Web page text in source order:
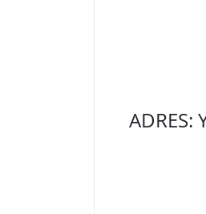
ADRES: